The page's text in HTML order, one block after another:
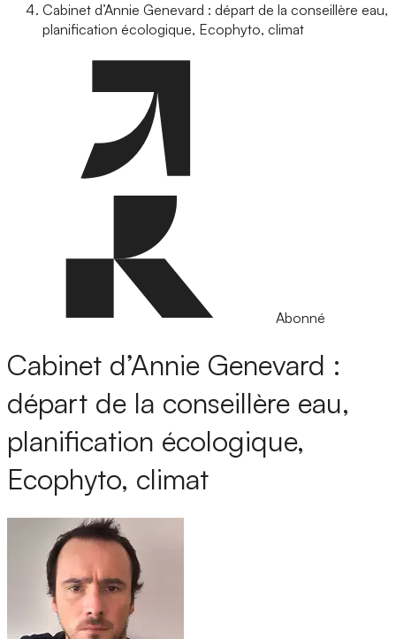
Cabinet d’Annie Genevard : départ de la conseillère eau,
planification écologique, Ecophyto, climat
Abonné
Cabinet d’Annie Genevard :
départ de la conseillère eau,
planification écologique,
Ecophyto, climat